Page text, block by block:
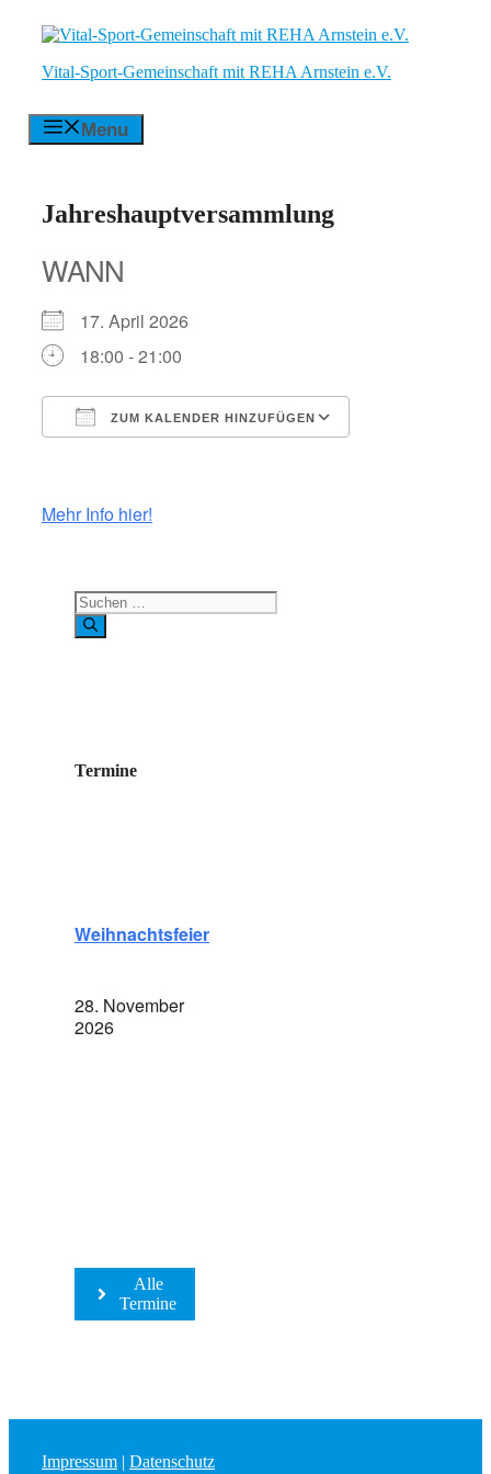
Inhalt
Vital-Sport-Gemeinschaft mit REHA Arnstein e.V.
Menu
Jahreshauptversammlung
WANN
17. April 2026
18:00 - 21:00
ZUM KALENDER HINZUFÜGEN
Mehr Info hier!
Suchen
nach:
Termine
Weihnachtsfeier
28. November
2026
Alle
Termine
Impressum | Datenschutz